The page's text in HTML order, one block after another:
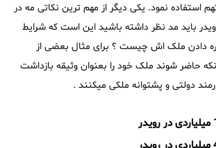
استفاده نمود. یکی دیگر از مهم ترین نکاتی مه در
باید مد نظر داشته باشید این است که شرایط
دادن ملک اش چیست ؟ برای مثال بعضی از
حاضر شوند ملک خود را بعنوان وثیقه بازداشت
دولتی و پشتوانه ملکی میکنند .